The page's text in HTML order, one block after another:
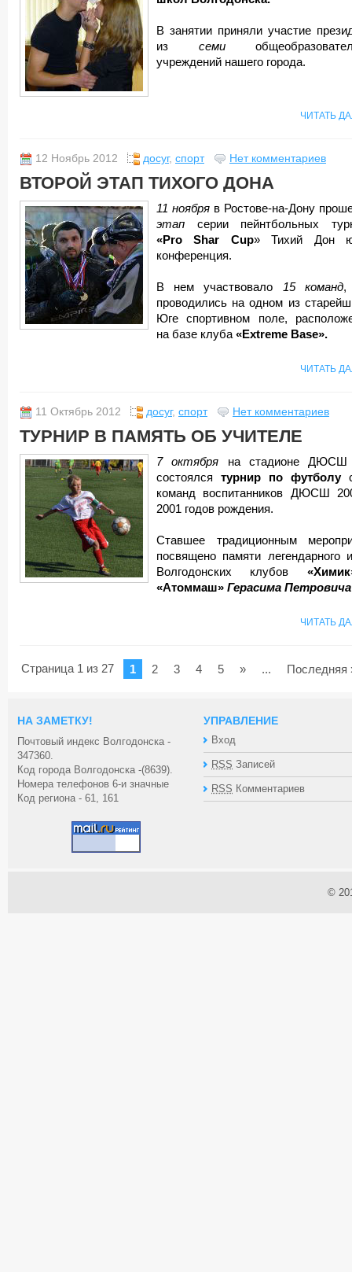
В занятии приняли участие
из семи
учреждений нашего города.
ЧИТАТЬ
12 Ноябрь 2012 досуг, спорт Нет комментариев
ВТОРОЙ ЭТАП ТИХОГО ДОНА
11 ноября в Ростове-на-Дону
этап серии пейнтбольных
«Pro
Shar Cup» Тихий Дон
конференция.
В нем участвовало 15 команд,
проводились на одном из
Юге спортивном поле,
на базе клуба «Extremе Base».
ЧИТАТЬ
11 Октябрь 2012 досуг, спорт Нет комментариев
ТУРНИР В ПАМЯТЬ ОБ УЧИТЕЛЕ
7 октября на стадионе
состоялся турнир по футболу
команд воспитанников ДЮСШ
2001 годов рождения.
Ставшее традиционным
посвящено памяти легендарного
Волгодонских клубов
«Атоммаш» Герасима
ЧИТАТЬ
Страница 1 из 27 1 2 3 4 5 » ... Последняя
НА ЗАМЕТКУ!
Почтовый индекс Волгодонска -
347360.
Код города Волгодонска -(8639).
Номера телефонов 6-и значные
Код региона - 61, 161
УПРАВЛЕНИЕ
Вход
RSS Записей
RSS Комментариев
©